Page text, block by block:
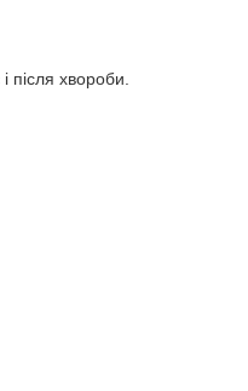
після хвороби.